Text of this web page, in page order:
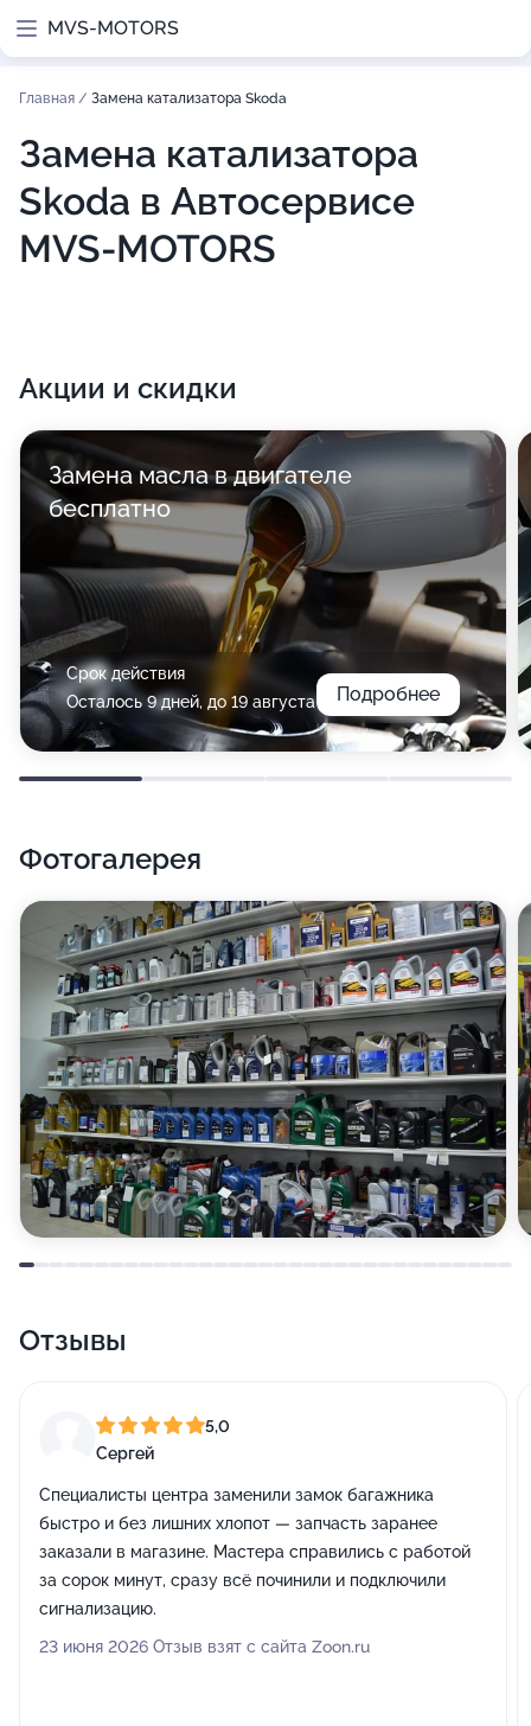
MVS-MOTORS
Главная / Замена катализатора Skoda
Замена катализатора
Skoda в Автосервисе
MVS-MOTORS
Акции и скидки
Замена масла в двигателе
бесплатно
Срок действия
Осталось 9 дней, до 19 августа
Подробнее
Фотогалерея
Отзывы
5,0
Сергей
Специалисты центра заменили замок багажника
быстро и без лишних хлопот — запчасть заранее
заказали в магазине. Мастера справились с работой
за сорок минут, сразу всё починили и подключили
сигнализацию.
23 июня 2026 Отзыв взят с сайта Zoon.ru